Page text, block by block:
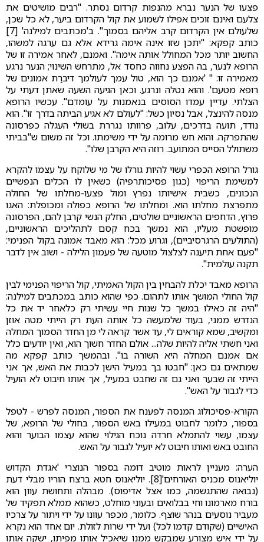
פצעו של הנער נברא מהנפות קרדום נסתר. "רבים מושיטים את
צלעם ואינם זוכים אפילו לשמוע את קול הקרדום ביער, לא כל שכן,
שלעולם אין הקרדום קרב אליהם בסמוך". ב'מכתבים למילנה' [7]
כותב קפקא: "יתכן שזו אינה אימה גרידא אלא גם ערגה למשהו,
החשוב יותר מכל המחולל אותה אימה". ואמנם, לאחר אמירה זו של
הרופא לנער, בה הפצע נחווה כחסד אל, מתרחש השינוי; הנער נרגע
מאמירה זו: " 'אמנם כך הוא, טול עמך לעולמך דיברַת אמונים של
רופא מטעם'. והוא נטלה ונרגע. וכאן הגיעה השעה שאתן דעתי על
הצלתי. עדיין עמדו הסוסים בנאמנות על עומדם". עכשיו הרופא
מנסה להינצל, אבל נסיון כשל: "לעולם לא אגיע הביתה בדרך זו". הוא
נודד, תועה בדרכים, עלוב, פרוותו נגררת בשולי העגלה כפרסונה
שהתפרקה. והוא חש מרומה על ידי משימתו. וכל זה משום ש"בביתי
משתולל הסייס המתועב. רוזה היא הקרבן שלו".
גורל הרופא הכפרי עשוי להיות גורלו של מי שלוקח על עצמו להקרא
למשימת הריפוי (כגון פסיכותרפיה) כשאין לו הכלים הנפשיים
הנכונים, כשבית אישיותו נפרץ ומול פצעו-מחלתו של החולה
מתפרצת מחלתו הוא. ומחלתו של הרופא כפולה ומכופלת: האגו
פרוץ, הדחפים הראשוניים שולטים, החלק הנשי קרבן להם, הפרסונה
מופשטת מעליו, הוא נמשך בכח קסם לתהליכים הראשוניים,
(התולעים הרגרסיביים), וגרוע מכל: הוא מאבד אמונה בקול הפנימי:
"פעם אחת תיענה לצלצול מוטעה של פעמון הלילה - ושוב אין לדבר
תקנה עולמית".
הרופא מאבד יכלת להבחין בין הקול האמיתי, קול הריפוי הפנימי לבין
קול החולי המושך אותו לתהום. כפי שהוא כותב במכתבים למילנה:
"היה זה כאילו במשך כל שנות חיי עשיתי רק כלאחר יד את כל
הנדרש ממני, בעוד שלמעשה כל אותה העת רק הייתי מטה אוזן
ומקשיב, שמא קוראים לי, עד אשר קראה לי מן החדר הסמוך המחלה
ואני חשתי אליה להיות שלה... אולם החדר חשוך הוא, ואין יודעים כלל
אם אמנם המחלה היא השורה בו". ובהמשך כותב קפקא מה
שמתאים גם כאן: "חבטו בך במעיל הישן לכבות את האש, אך אני
הייתי זה שבער ואני גם זה שחבט במעיל, אך אותו חיבוט לא הועיל
כדי לגבור על האש".
הקורא-פסיכולוג המנסה לפענח את הספור, המנסה לפרש - לטפל
בספור, כלומר לחבוט במעילו באש הספור, בחולי של הרופא, של
עצמו, עשוי להתמלא חרדה נוכח הגילוי שהוא עצמו הבוער והוא
החובט באש ואותו חיבוט לא יועיל לגבור על האש.
הערה: מעניין לראות מוטיב דומה בספור הנוצרי 'אגדת הקדוש
יוליאנוס מכניס האורחים'[8]. יוליאנוס חטא ברצח הוריו מבלי דעת
(נבואה שהתגשמה, כמו אצל אדיפוס). מבהלה ותחושת עוון הוא
בורח מארמונו וחי בבלואים ובעוני מוחלט, כשהוא ממלא תפקיד של
מעביר נוסעים בנהר שוצף. כלומר, מכפר עוונו על ידי ויתור על צרכיו
האישיים (שקודם קדמו לכל) ועל ידי שרות לזולת. יום אחד הוא נקרא
על ידי איש מצורע שמבקש ממנו שיאכיל אותו מפיתו, ישקה אותו